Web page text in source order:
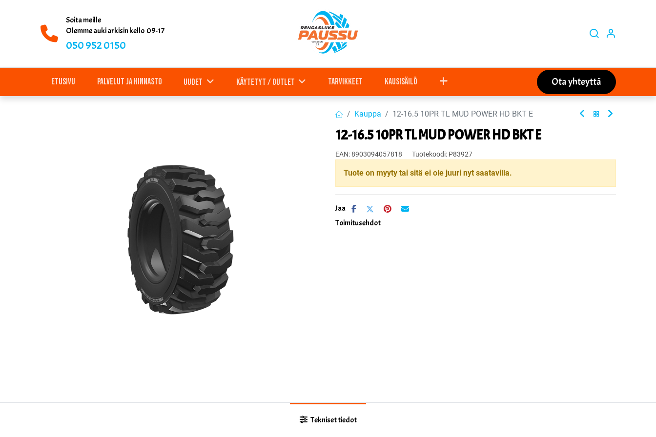
Soita meille
Olemme auki arkisin kello 09-17
050 952 0150
Etusivu Palvelut ja hinnasto Uudet Käytetyt / outlet Tarvikkeet Kausisäilö Ota yhteyttä
Kauppa 12-16.5 10PR TL MUD POWER HD BKT E
12-16.5 10PR TL MUD POWER HD BKT E
EAN:8903094057818 Tuotekoodi: P83927
Tuote on myyty tai sitä ei ole juuri nyt saatavilla.
Jaa
Toimitusehdot
Tekniset tiedot